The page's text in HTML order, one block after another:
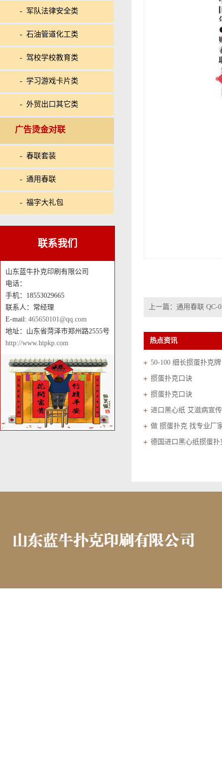
- 军队法律安全类
- 石油管道化工类
- 驾校学校教育类
- 学习游戏卡片类
- 外贸出口其它类
广告烫金对联
- 春联套装
- 通用春联
- 福字大礼包
联系我们
山东蓝牛扑克印刷有限公司
电话：
手机：18553029665
联系人：常经理
E-mail: 465650101@qq.com
地址：山东省菏泽市郑州路2555号
http://www.htpkp.com
上一篇： 通用春联 QC-
热点资讯
50-100 细长掼蛋扑克牌
掼蛋扑克口诀
掼蛋扑克口诀
进口黑心纸 艾滋病宣
做 掼蛋扑克 找专业厂
德国进口黑心纸掼蛋扑